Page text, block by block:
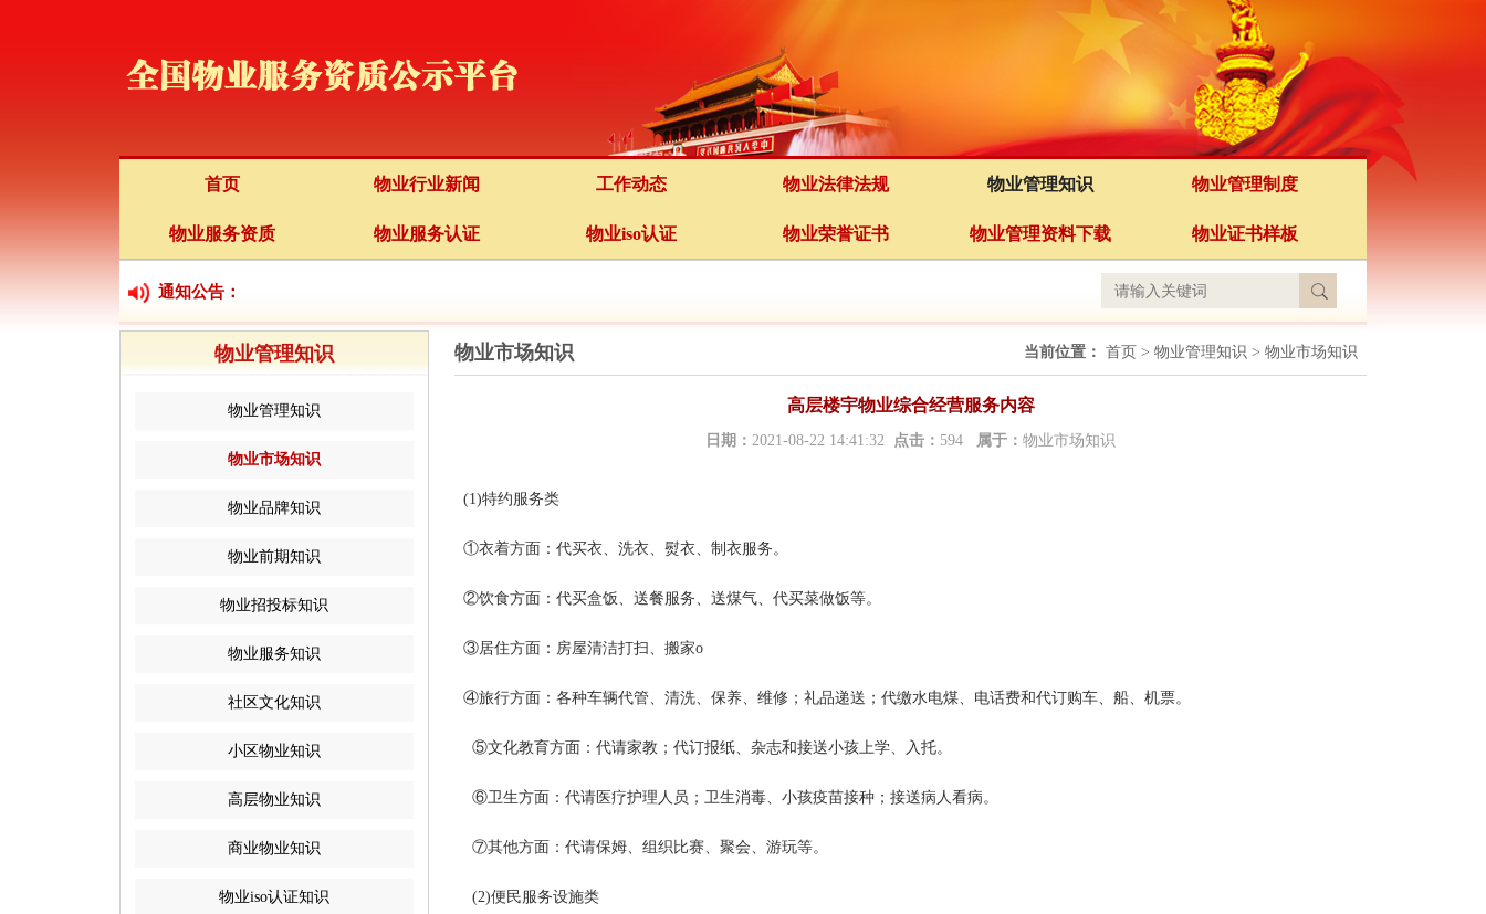
首页 物业行业新闻 工作动态 物业法律法规 物业管理知识 物业管理制度
物业服务资质 物业服务认证 物业iso认证 物业荣誉证书 物业管理资料下载 物业证书样板
通知公告：
物业管理知识
物业管理知识
物业市场知识
物业品牌知识
物业前期知识
物业招投标知识
物业服务知识
社区文化知识
小区物业知识
高层物业知识
商业物业知识
物业iso认证知识
当前位置： 首页 > 物业管理知识 > 物业市场知识
物业市场知识
高层楼宇物业综合经营服务内容
日期： 2021-08-22 14:41:32 点击： 594 属于： 物业市场知识
(1)特约服务类
①衣着方面：代买衣、洗衣、熨衣、制衣服务。
②饮食方面：代买盒饭、送餐服务、送煤气、代买菜做饭等。
③居住方面：房屋清洁打扫、搬家o
④旅行方面：各种车辆代管、清洗、保养、维修；礼品递送；代缴水电煤、电话费和代订购车、船、机票。
⑤文化教育方面：代请家教；代订报纸、杂志和接送小孩上学、入托。
⑥卫生方面：代请医疗护理人员；卫生消毒、小孩疫苗接种；接送病人看病。
⑦其他方面：代请保姆、组织比赛、聚会、游玩等。
(2)便民服务设施类